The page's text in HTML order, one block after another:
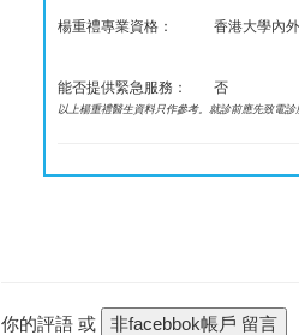
楊重禮專業資格： 香港大學內
能否提供緊急服務： 否
以上楊重禮醫生資料只作參考。就診前應先致電
你的評語 或